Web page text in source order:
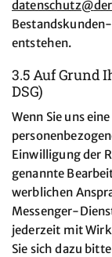
datenschutz@
entstehen.
3.5 Auf Grund
DSG)
Wenn Sie uns
Einwilligung der
genannte
werblichen
Messenger-
jederzeit mit
Sie sich dazu